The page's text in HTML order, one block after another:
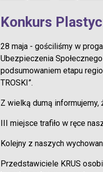
Konkurs
28 maja - gościliśmy w
Ubezpieczenia
podsumowaniem etapu
TROSKI”.
Z wielką dumą
III miejsce trafiło w ręce
Kolejny z naszych
Przedstawiciele KRUS